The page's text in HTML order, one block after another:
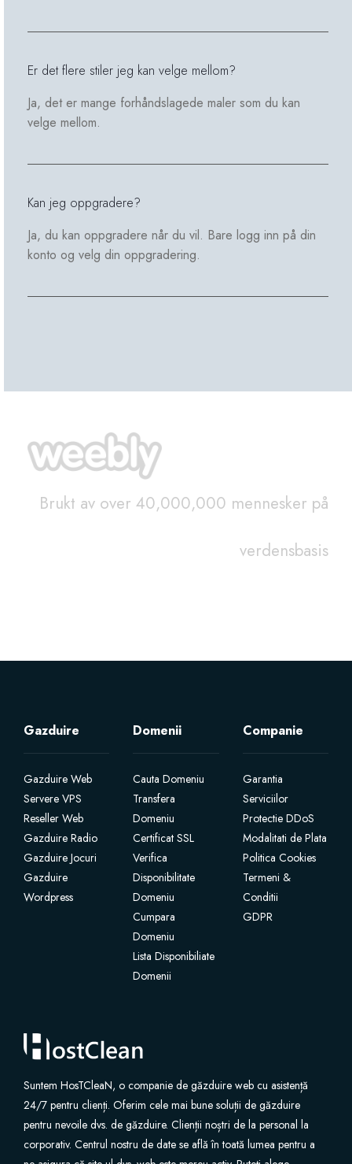
Er det flere stiler jeg kan velge mellom?
Ja, det er mange forhåndslagede maler som du kan
velge mellom.
Kan jeg oppgradere?
Ja, du kan oppgradere når du vil. Bare logg inn på din
konto og velg din oppgradering.
Brukt av over 40,000,000 mennesker på
verdensbasis
Gazduire
Gazduire Web
Servere VPS
Reseller Web
Gazduire Radio
Gazduire Jocuri
Gazduire
Wordpress
Domenii
Cauta Domeniu
Transfera
Domeniu
Certificat SSL
Verifica
Disponibilitate
Domeniu
Cumpara
Domeniu
Lista Disponibiliate
Domenii
Companie
Garantia
Serviciilor
Protectie DDoS
Modalitati de Plata
Politica Cookies
Termeni &
Conditii
GDPR
Suntem HosTCleaN, o companie de găzduire web cu asistență
24/7 pentru clienți. Oferim cele mai bune soluții de găzduire
pentru nevoile dvs. de găzduire. Clienții noștri de la personal la
corporativ. Centrul nostru de date se află în toată lumea pentru a